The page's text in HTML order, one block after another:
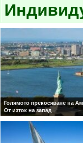
хотел, с обслужване на
Голямото прекосяване на
От изток на запад